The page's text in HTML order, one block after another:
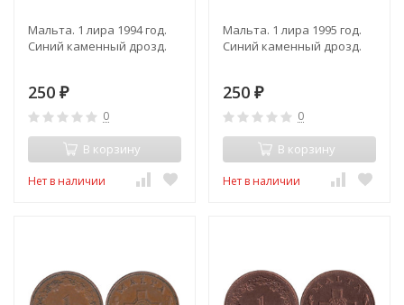
Мальта. 1 лира 1994 год.
Синий каменный дрозд.
250 ₽
0
В корзину
Нет в наличии
Мальта. 1 лира 1995 год.
Синий каменный дрозд.
250 ₽
0
В корзину
Нет в наличии